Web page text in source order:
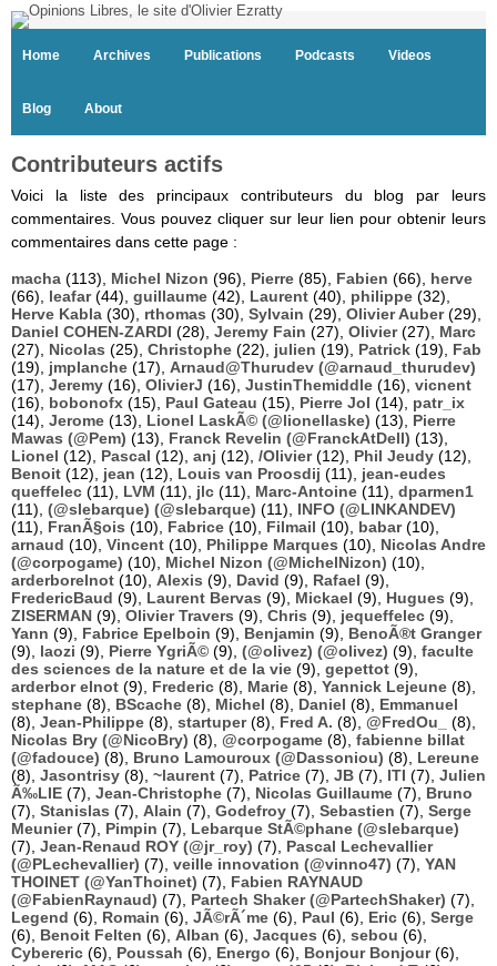
Home Archives Publications Podcasts Videos
Blog About
Contributeurs actifs
Voici la liste des principaux contributeurs du blog par leurs
commentaires. Vous pouvez cliquer sur leur lien pour obtenir leurs
commentaires dans cette page :
macha (113), Michel Nizon (96), Pierre (85), Fabien (66), herve
(66), leafar(44), guillaume (42), Laurent (40), philippe (32),
Herve Kabla (30), rthomas (30), Sylvain (29), Olivier Auber(29),
Daniel COHEN-ZARDI (28), Jeremy Fain (27), Olivier(27), Marc
(27), Nicolas (25), Christophe (22), julien (19), Patrick (19), Fab
(19), jmplanche (17), Arnaud@Thurudev (@arnaud_thurudev)
(17), Jeremy (16), OlivierJ (16), JustinThemiddle (16), vicnent
(16), bobonofx (15), Paul Gateau (15), Pierre Jol (14), patr_ix
(14), Jerome (13), Lionel LaskÃ© (@lionellaske) (13), Pierre
Mawas (@Pem) (13), Franck Revelin (@FranckAtDell) (13),
Lionel (12), Pascal (12), anj (12), /Olivier(12), Phil Jeudy (12),
Benoit (12), jean (12), Louis van Proosdij (11), jean-eudes
queffelec (11), LVM (11), jlc (11), Marc-Antoine (11), dparmen1
(11), (@slebarque) (@slebarque) (11), INFO (@LINKANDEV)
(11), FranÃ§ois (10), Fabrice (10), Filmail (10), babar(10),
arnaud (10), Vincent (10), Philippe Marques (10), Nicolas Andre
(@corpogame) (10), Michel Nizon (@MichelNizon) (10),
arderborelnot (10), Alexis (9), David (9), Rafael (9),
FredericBaud (9), Laurent Bervas (9), Mickael (9), Hugues (9),
ZISERMAN (9), Olivier Travers (9), Chris (9), jequeffelec (9),
Yann (9), Fabrice Epelboin (9), Benjamin (9), BenoÃ®t Granger
(9), laozi (9), Pierre YgriÃ© (9), (@olivez) (@olivez) (9), faculte
des sciences de la nature et de la vie (9), gepettot (9),
arderbor elnot (9), Frederic (8), Marie (8), Yannick Lejeune (8),
stephane (8), BScache (8), Michel (8), Daniel (8), Emmanuel
(8), Jean-Philippe (8), startuper(8), Fred A. (8), @FredOu_
(8),
Nicolas Bry (@NicoBry) (8), @corpogame (8), fabienne billat
(@fadouce) (8), Bruno Lamouroux (@Dassoniou) (8), Lereune
(8), Jasontrisy (8), ~laurent (7), Patrice (7), JB (7), ITI (7), Julien
Ã‰LIE (7), Jean-Christophe (7), Nicolas Guillaume (7), Bruno
(7), Stanislas (7), Alain (7), Godefroy (7), Sebastien (7), Serge
Meunier(7), Pimpin (7), Lebarque StÃ©phane (@slebarque)
(7), Jean-Renaud ROY (@jr_roy) (7), Pascal Lechevallier
(@PLechevallier) (7), veille innovation (@vinno47) (7), YAN
THOINET (@YanThoinet) (7), Fabien RAYNAUD
(@FabienRaynaud) (7), Partech Shaker (@PartechShaker) (7),
Legend (6), Romain (6), JÃ©rÃ´me (6), Paul (6), Eric (6), Serge
(6), Benoit Felten (6), Alban (6), Jacques (6), sebou (6),
Cybereric (6), Poussah (6), Energo (6), Bonjour Bonjour(6),